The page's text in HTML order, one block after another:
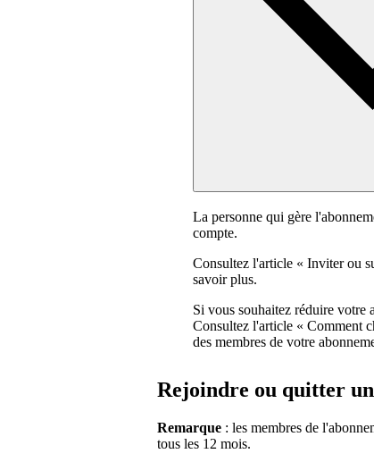
La personne qui gère
compte.
Consultez l'article « Inviter ou
savoir plus.
Si vous souhaitez réduire votre
Consultez l'article « Comment
des membres de votre
Rejoindre ou quitter
Remarque : les membres de
tous les 12 mois.